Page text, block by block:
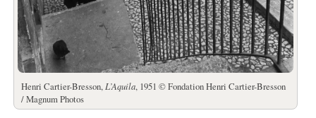
Henri Cartier-Bresson, L’Aquila, 1951 © Fondation Henri Cartier-Bresson
/ Magnum Photos